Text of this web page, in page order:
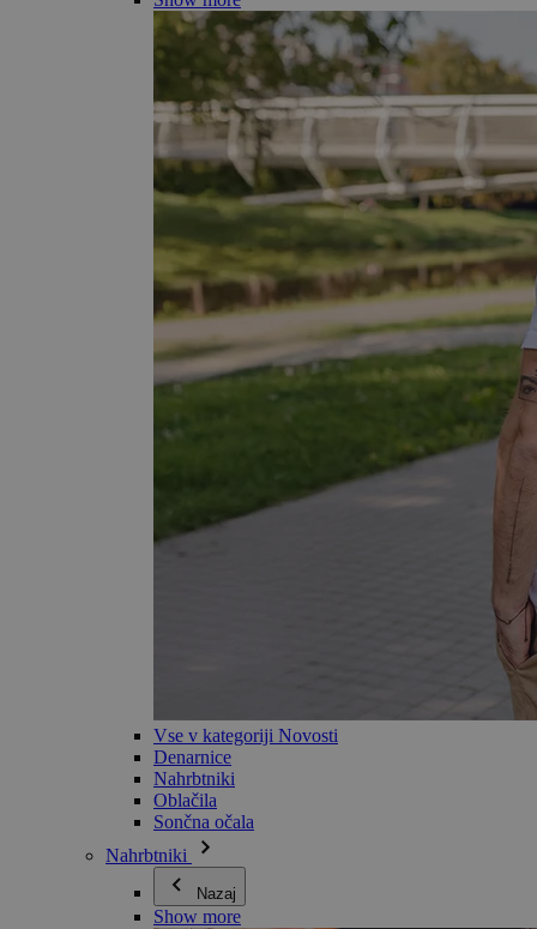
Vse v kategoriji Novosti
Denarnice
Nahrbtniki
Oblačila
Sončna očala
Nahrbtniki
Nazaj
Show more